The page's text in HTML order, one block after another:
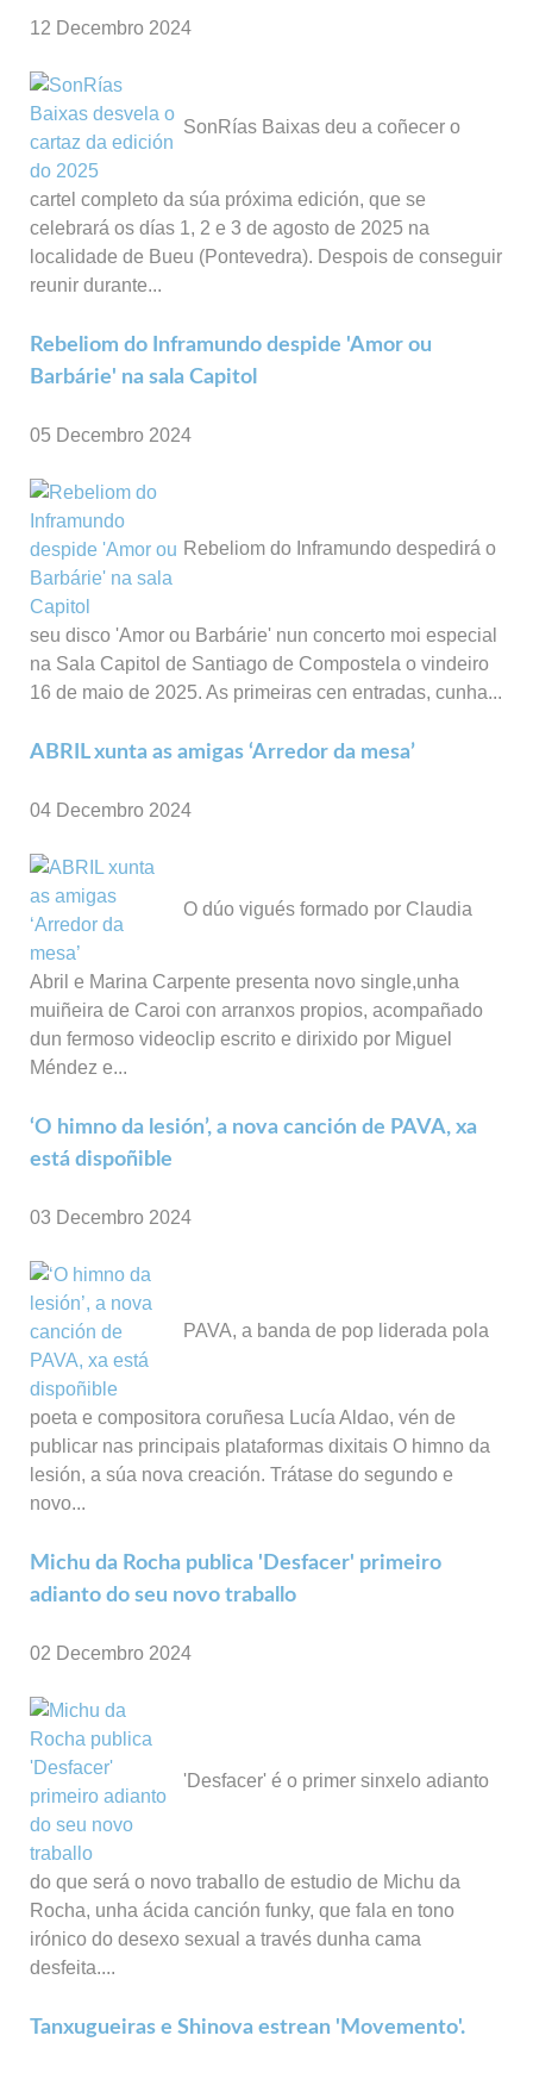
12 Decembro 2024
SonRías Baixas deu a coñecer o
cartel completo da súa próxima edición, que se
celebrará os días 1, 2 e 3 de agosto de 2025 na
localidade de Bueu (Pontevedra). Despois de conseguir
reunir durante...
Rebeliom do Inframundo despide 'Amor ou
Barbárie' na sala Capitol
05 Decembro 2024
Rebeliom do Inframundo despedirá o
seu disco 'Amor ou Barbárie' nun concerto moi especial
na Sala Capitol de Santiago de Compostela o vindeiro
16 de maio de 2025. As primeiras cen entradas, cunha...
ABRIL xunta as amigas ‘Arredor da mesa’
04 Decembro 2024
O dúo vigués formado por Claudia
Abril e Marina Carpente presenta novo single,unha
muiñeira de Caroi con arranxos propios, acompañado
dun fermoso videoclip escrito e dirixido por Miguel
Méndez e...
‘O himno da lesión’, a nova canción de PAVA, xa
está dispoñible
03 Decembro 2024
PAVA, a banda de pop liderada pola
poeta e compositora coruñesa Lucía Aldao, vén de
publicar nas principais plataformas dixitais O himno da
lesión, a súa nova creación. Trátase do segundo e
novo...
Michu da Rocha publica 'Desfacer' primeiro
adianto do seu novo traballo
02 Decembro 2024
'Desfacer' é o primer sinxelo adianto
do que será o novo traballo de estudio de Michu da
Rocha, unha ácida canción funky, que fala en tono
irónico do desexo sexual a través dunha cama
desfeita....
Tanxugueiras e Shinova estrean 'Movemento'.